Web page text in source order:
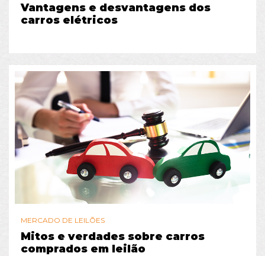
Vantagens e desvantagens dos
carros elétricos
MERCADO DE LEILÕES
Mitos e verdades sobre carros
comprados em leilão